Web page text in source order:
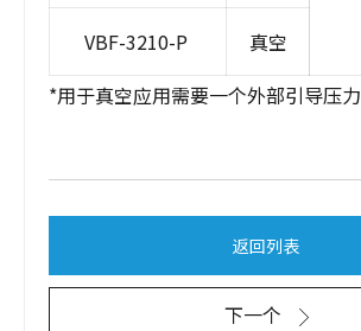
VBF-3210-P
真空
*用于真空应用需要一个外部引导压力
返回列表
下一个